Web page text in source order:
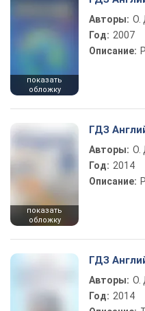
показать
обложку
Авторы: О.
Год: 2007
Описание:
показать
обложку
ГДЗ
Авторы: О.
Год: 2014
Описание:
ГДЗ
Авторы: О.
Год: 2014